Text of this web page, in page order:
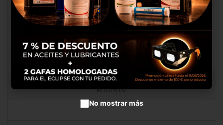
FUSIBLE DE POTENCIA DE 80 A
RB015052
productos en anuncios
publicitarios.
Aceptar cookies
No mostrar más